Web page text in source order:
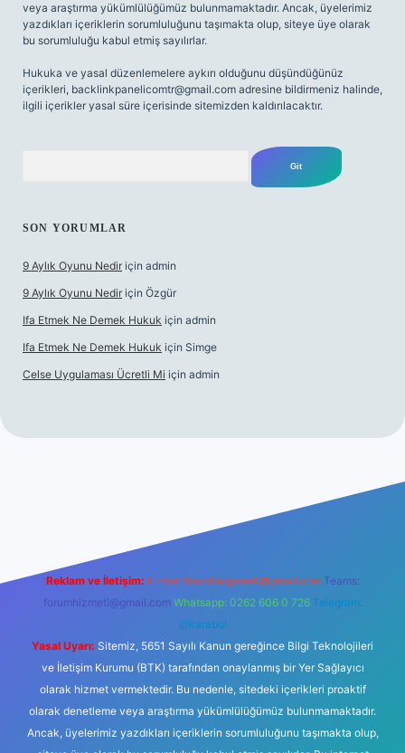
veya araştırma yükümlülüğümüz bulunmamaktadır. Ancak, üyelerimiz
yazdıkları içeriklerin sorumluluğunu taşımakta olup, siteye üye olarak
bu sorumluluğu kabul etmiş sayılırlar.
Hukuka ve yasal düzenlemelere aykırı olduğunu düşündüğünüz
içerikleri, backlinkpanelicomtr@gmail.com adresine bildirmeniz halinde,
ilgili içerikler yasal süre içerisinde sitemizden kaldırılacaktır.
SON YORUMLAR
9 Aylık Oyunu Nedir için admin
9 Aylık Oyunu Nedir için Özgür
Ifa Etmek Ne Demek Hukuk için admin
Ifa Etmek Ne Demek Hukuk için Simge
Celse Uygulaması Ücretli Mi için admin
Reklam ve İletişim: E-mail: backlinkpaneli@gmail.com Teams:
forumhizmeti@gmail.com Whatsapp: 0262 606 0 726 Telegram:
@karabul
Yasal Uyarı: Sitemiz, 5651 Sayılı Kanun gereğince Bilgi Teknolojileri
ve İletişim Kurumu (BTK) tarafından onaylanmış bir Yer Sağlayıcı
olarak hizmet vermektedir. Bu nedenle, sitedeki içerikleri proaktif
olarak denetleme veya araştırma yükümlülüğümüz bulunmamaktadır.
Ancak, üyelerimiz yazdıkları içeriklerin sorumluluğunu taşımakta olup,